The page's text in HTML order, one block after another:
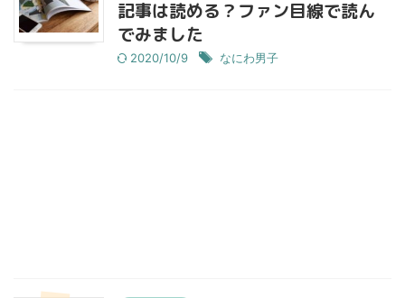
記事は読める？ファン目線で読ん
でみました
2020/10/9 なにわ男子